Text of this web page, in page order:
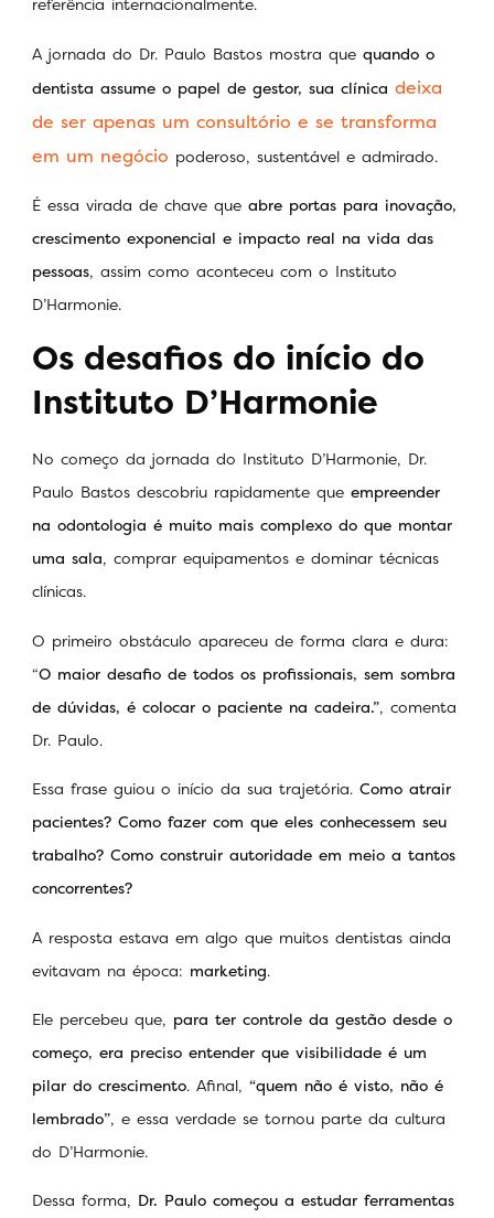
A jornada do Dr. Paulo Bastos mostra que quando o
dentista assume o papel de gestor, sua clínica deixa
de ser apenas um consultório e se transforma
em um negócio poderoso, sustentável e admirado.
É essa virada de chave que abre portas para inovação,
crescimento exponencial e impacto real na vida das
pessoas, assim como aconteceu com o Instituto
D’Harmonie.
Os desafios do início do
Instituto D’Harmonie
No começo da jornada do Instituto D’Harmonie, Dr.
Paulo Bastos descobriu rapidamente que empreender
na odontologia é muito mais complexo do que montar
uma sala, comprar equipamentos e dominar técnicas
clínicas.
O primeiro obstáculo apareceu de forma clara e dura:
“O maior desafio de todos os profissionais, sem sombra
de dúvidas, é colocar o paciente na cadeira.”, comenta
Dr. Paulo.
Essa frase guiou o início da sua trajetória. Como atrair
pacientes? Como fazer com que eles conhecessem seu
trabalho? Como construir autoridade em meio a tantos
concorrentes?
A resposta estava em algo que muitos dentistas ainda
evitavam na época: marketing.
Ele percebeu que, para ter controle da gestão desde o
começo, era preciso entender que visibilidade é um
pilar do crescimento. Afinal, “quem não é visto, não é
lembrado”, e essa verdade se tornou parte da cultura
do D’Harmonie.
Dessa forma, Dr. Paulo começou a estudar ferramentas